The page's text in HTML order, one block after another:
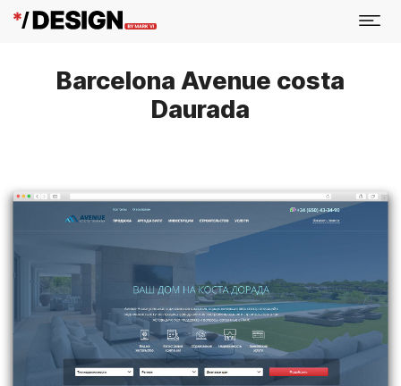
Barcelona Avenue costa
Daurada